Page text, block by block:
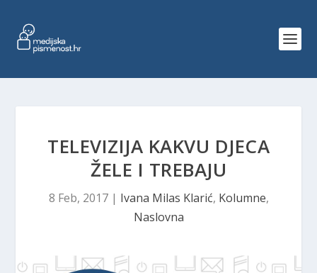
TELEVIZIJA KAKVU DJECA
ŽELE I TREBAJU
8 Feb, 2017| Ivana Milas Klarić, Kolumne,
Naslovna